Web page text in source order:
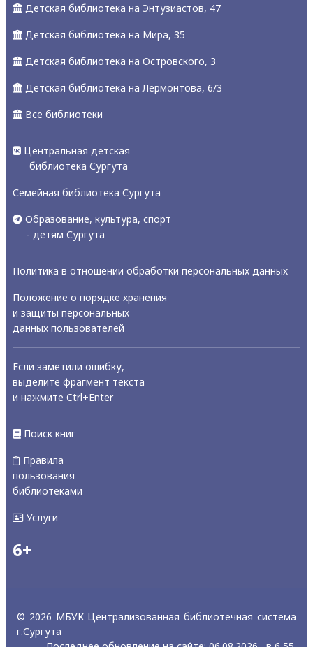
Детская библиотека на Энтузиастов, 47
Детская библиотека на Мира, 35
Детская библиотека на Островского, 3
Детская библиотека на Лермонтова, 6/3
Все библиотеки
Центральная детская
библиотека Сургута
Семейная библиотека Сургута
Образование, культура, спорт
- детям Сургута
Политика в отношении обработки персональных данных
Положение о порядке хранения
и защиты персональных
данных пользователей
Если заметили ошибку,
выделите фрагмент текста
и нажмите Ctrl+Enter
Поиск книг
Правила
пользования
библиотеками
Услуги
6+
© 2026 МБУК Централизованная библиотечная система
г.Сургута